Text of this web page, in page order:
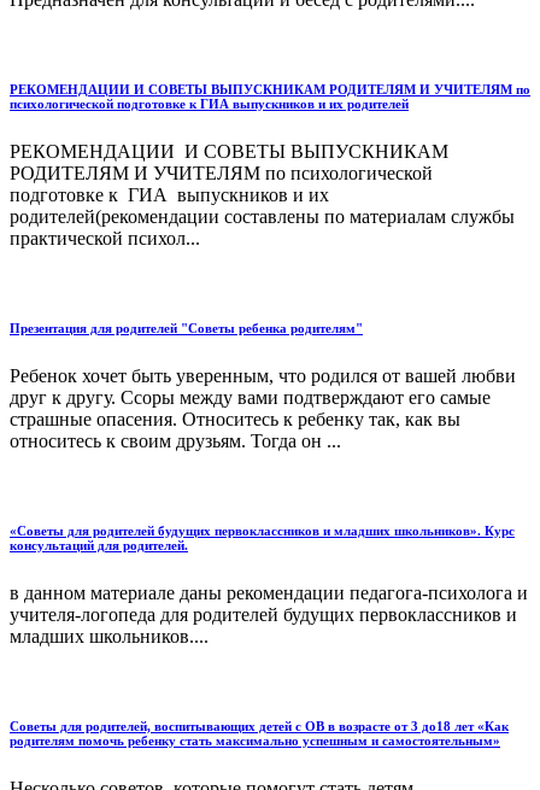
РЕКОМЕНДАЦИИ И СОВЕТЫ ВЫПУСКНИКАМ РОДИТЕЛЯМ И УЧИТЕЛЯМ по
психологической подготовке к ГИА выпускников и их родителей
РЕКОМЕНДАЦИИ И СОВЕТЫ ВЫПУСКНИКАМ
РОДИТЕЛЯМ И УЧИТЕЛЯМ по психологической
подготовке к ГИА выпускников и их
родителей(рекомендации составлены по материалам службы
практической психол...
Презентация для родителей "Советы ребенка родителям"
Ребенок хочет быть уверенным, что родился от вашей любви
друг к другу. Ссоры между вами подтверждают его самые
страшные опасения. Относитесь к ребенку так, как вы
относитесь к своим друзьям. Тогда он ...
«Советы для родителей будущих первоклассников и младших школьников». Курс
консультаций для родителей.
в данном материале даны рекомендации педагога-психолога и
учителя-логопеда для родителей будущих первоклассников и
младших школьников....
Советы для родителей, воспитывающих детей с ОВ в возрасте от 3 до18 лет «Как
родителям помочь ребенку стать максимально успешным и самостоятельным»